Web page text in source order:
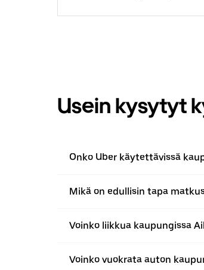
Usein kysytyt
Onko Uber käytettävissä
Mikä on edullisin tapa
Voinko liikkua kaupungissa
Voinko vuokrata auton